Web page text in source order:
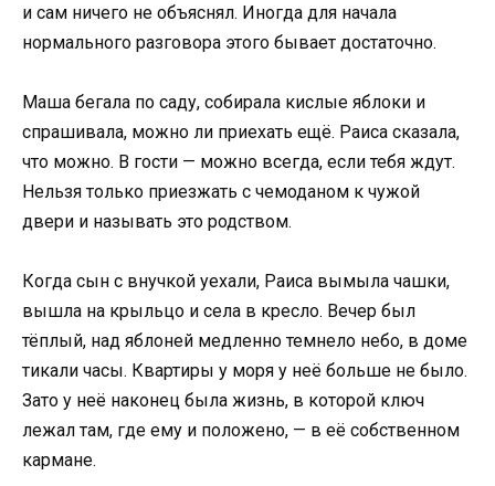
и сам ничего не объяснял. Иногда для начала
нормального разговора этого бывает достаточно.
Маша бегала по саду, собирала кислые яблоки и
спрашивала, можно ли приехать ещё. Раиса сказала,
что можно. В гости — можно всегда, если тебя ждут.
Нельзя только приезжать с чемоданом к чужой
двери и называть это родством.
Когда сын с внучкой уехали, Раиса вымыла чашки,
вышла на крыльцо и села в кресло. Вечер был
тёплый, над яблоней медленно темнело небо, в доме
тикали часы. Квартиры у моря у неё больше не было.
Зато у неё наконец была жизнь, в которой ключ
лежал там, где ему и положено, — в её собственном
кармане.